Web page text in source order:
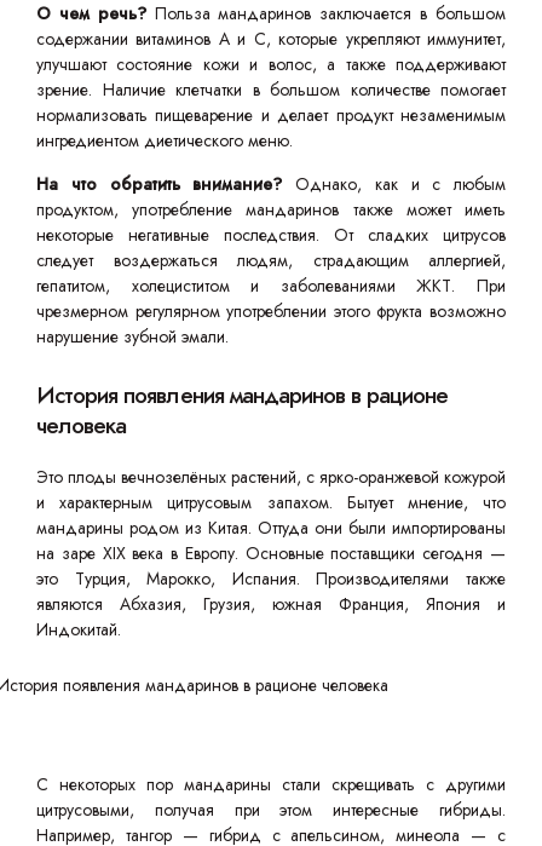
О чем речь?Польза мандаринов заключается в большом
содержании витаминов А и С, которые укрепляют иммунитет,
улучшают состояние кожи и волос, а также поддерживают
зрение. Наличие клетчатки в большом количестве помогает
нормализовать пищеварение и делает продукт незаменимым
ингредиентом диетического меню.
На что обратить внимание? Однако, как и с любым
продуктом, употребление мандаринов также может иметь
некоторые негативные последствия. От сладких цитрусов
следует воздержаться людям, страдающим аллергией,
гепатитом, холециститом и заболеваниями ЖКТ. При
чрезмерном регулярном употреблении этого фрукта возможно
нарушение зубной эмали.
История появления мандаринов в рационе
человека
Это плоды вечнозелёных растений, с ярко-оранжевой кожурой
и характерным цитрусовым запахом. Бытует мнение, что
мандарины родом из Китая. Оттуда они были импортированы
на заре XIX века в Европу. Основные поставщики сегодня —
это Турция, Марокко, Испания. Производителями также
являются Абхазия, Грузия, южная Франция, Япония и
Индокитай.
С некоторых пор мандарины стали скрещивать с другими
цитрусовыми, получая при этом интересные гибриды.
Например, тангор — гибрид с апельсином, минеола — с